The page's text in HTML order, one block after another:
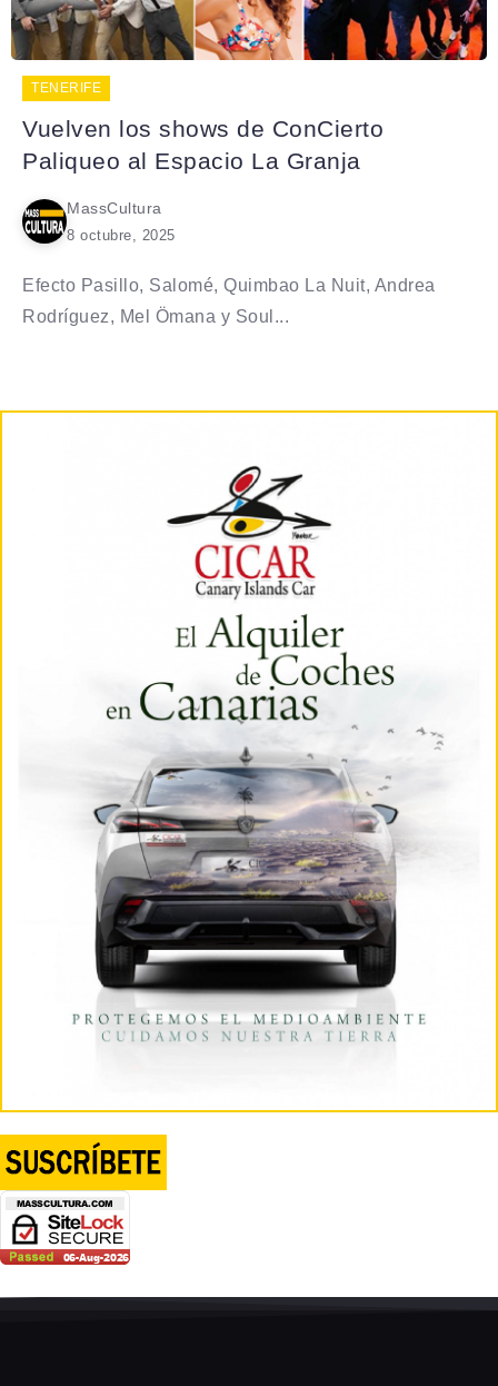
TENERIFE
Vuelven los shows de ConCierto
Paliqueo al Espacio La Granja
MassCultura
8 octubre, 2025
Efecto Pasillo, Salomé, Quimbao La Nuit, Andrea
Rodríguez, Mel Ömana y Soul...